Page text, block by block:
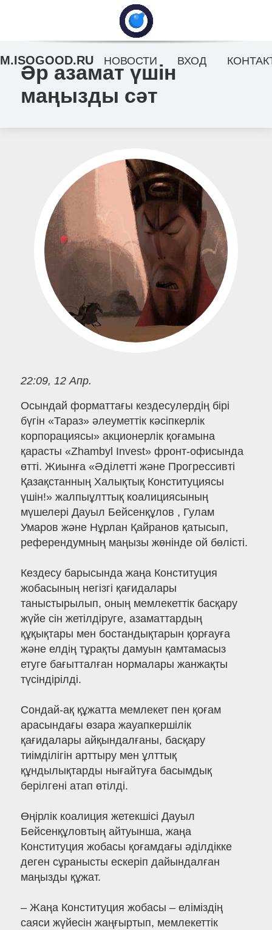
Әр азамат үшін
маңызды сәт
22:09, 12 Апр.
Осындай форматтағы кездесулердің бірі
бүгін «Тараз» әлеуметтік кәсіпкерлік
корпорациясы» акционерлік қоғамына
қарасты «Zhambyl Invest» фронт-офисында
өтті. Жиынға «Әділетті және Прогрессивті
Қазақстанның Халықтық Конституциясы
үшін!» жалпыұлттық коалициясының
мүшелері Дауыл Бейсенқұлов , Гулам
Умаров және Нұрлан Қайранов қатысып,
референдумның маңызы жөнінде ой бөлісті.
Кездесу барысында жаңа Конституция
жобасының негізгі қағидалары
таныстырылып, оның мемлекеттік басқару
жүйе сін жетілдіруге, азаматтардың
құқықтары мен бостандықтарын қорғауға
және елдің тұрақты дамуын қамтамасыз
етуге бағытталған нормалары жанжақты
түсіндірілді.
Сондай-ақ құжатта мемлекет пен қоғам
арасындағы өзара жауапкершілік
қағидалары айқындалғаны, басқару
тиімділігін арттыру мен ұлттық
құндылықтарды нығайтуға басымдық
берілгені атап өтілді.
Өңірлік коалиция жетекшісі Дауыл
Бейсенқұловтың айтуынша, жаңа
Конституция жобасы қоғамдағы әділдікке
деген сұранысты ескеріп дайындалған
маңызды құжат.
– Жаңа Конституция жобасы – еліміздің
саяси жүйесін жаңғыртып, мемлекеттік
M.ISOGOOD.RU НОВОСТИ ВХОД